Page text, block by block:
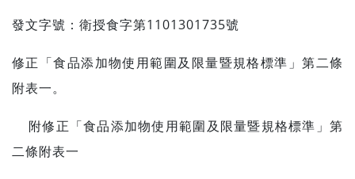
發文字號：衛授食字第1101301735號
修正「食品添加物使用範圍及限量暨規格標準」第二條
附表一。
附修正「食品添加物使用範圍及限量暨規格標準」第
二條附表一